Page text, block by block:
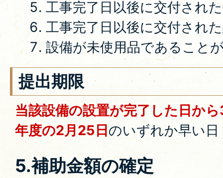
工事完了日以後に交付され
工事完了日以後に交付され
設備が未使用品であること
提出期限
当該設備の設置が完了した日か
年度の2月25日のいずれか早い日
5.補助金額の確定